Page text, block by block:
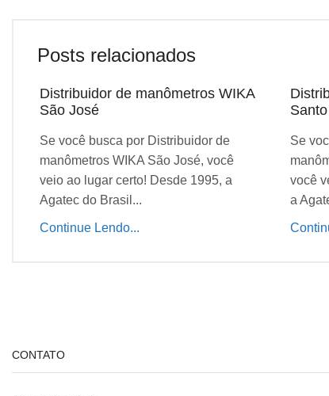
Posts relacionados
Distribuidor de manômetros WIKA
São José
Se você busca por Distribuidor de
manômetros WIKA São José, você
veio ao lugar certo! Desde 1995, a
Agatec do Brasil...
Continue Lendo...
Se
você
a
CONTATO